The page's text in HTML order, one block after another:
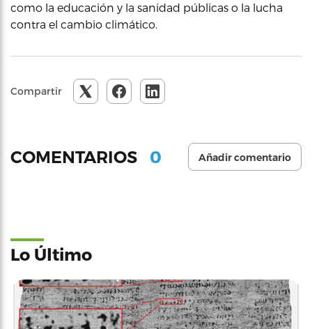
como la educación y la sanidad públicas o la lucha
contra el cambio climático.
Compartir
COMENTARIOS 0 Añadir comentario
Lo Último